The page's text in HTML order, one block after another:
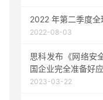
2022 年第二季度
2022-08-03
思科发布《网络安
国企业完全准备好
2023-03-22